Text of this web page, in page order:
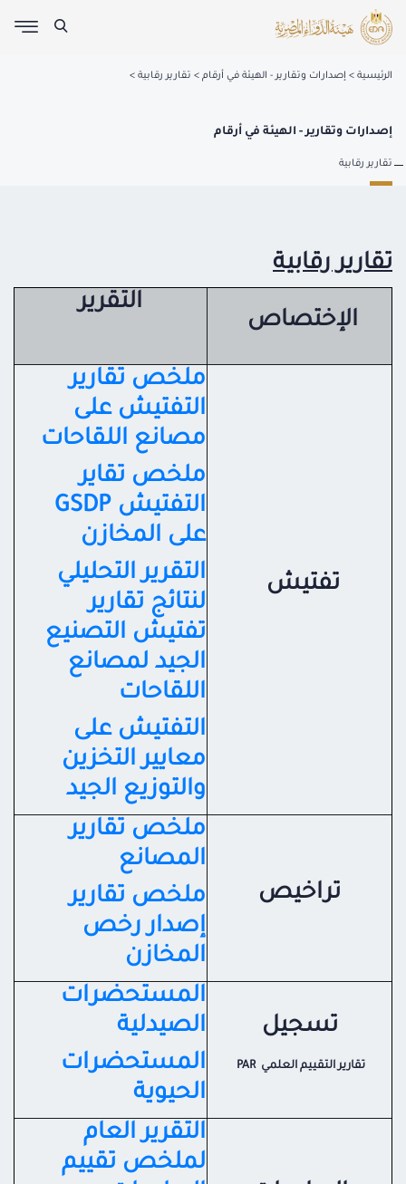
الرئيسية إصدارات وتقارير - الهيئة في أرقام تقارير رقابية
إصدارات وتقارير - الهيئة في أرقام
تقارير رقابية
تقارير رقابية
الإختصاص
التقرير
تفتيش
ملخص تقارير
التفتيش على
مصانع اللقاحات
ملخص تقاير
التفتيش GSDP
على المخازن
التقرير التحليلي
لنتائج تقارير
تفتيش التصنيع
الجيد لمصانع
اللقاحات
التفتيش على
معايير التخزين
والتوزيع الجيد
تراخيص
ملخص تقارير
المصانع
ملخص تقارير
إصدار رخص
المخازن
تسجيل
تقارير التقييم العلمي PAR
المستحضرات
الصيدلية
المستحضرات
الحيوية
التقرير العام
لملخص تقييم